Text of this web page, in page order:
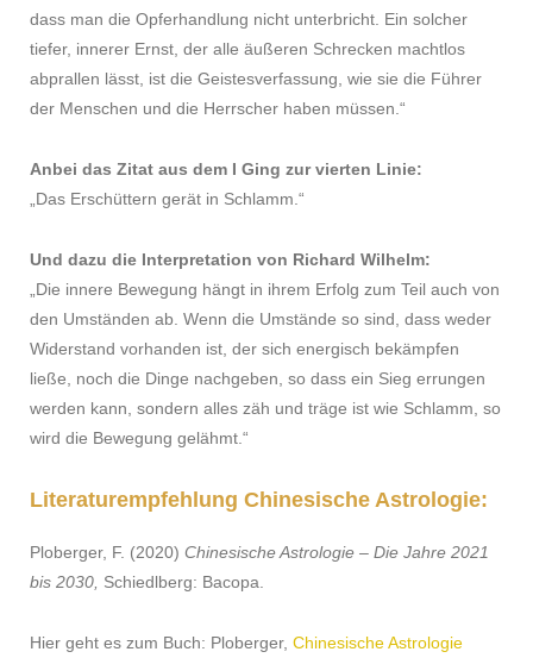
dass man die Opferhandlung nicht unterbricht. Ein solcher
tiefer, innerer Ernst, der alle äußeren Schrecken machtlos
abprallen lässt, ist die Geistesverfassung, wie sie die Führer
der Menschen und die Herrscher haben müssen.“
Anbei das Zitat aus dem I Ging zur vierten Linie:
„Das Erschüttern gerät in Schlamm.“
Und dazu die Interpretation von Richard Wilhelm:
„Die innere Bewegung hängt in ihrem Erfolg zum Teil auch von
den Umständen ab. Wenn die Umstände so sind, dass weder
Widerstand vorhanden ist, der sich energisch bekämpfen
ließe, noch die Dinge nachgeben, so dass ein Sieg errungen
werden kann, sondern alles zäh und träge ist wie Schlamm, so
wird die Bewegung gelähmt.“
Literaturempfehlung Chinesische Astrologie:
Ploberger, F. (2020) Chinesische Astrologie – Die Jahre 2021
bis 2030, Schiedlberg: Bacopa.
Hier geht es zum Buch: Ploberger, Chinesische Astrologie